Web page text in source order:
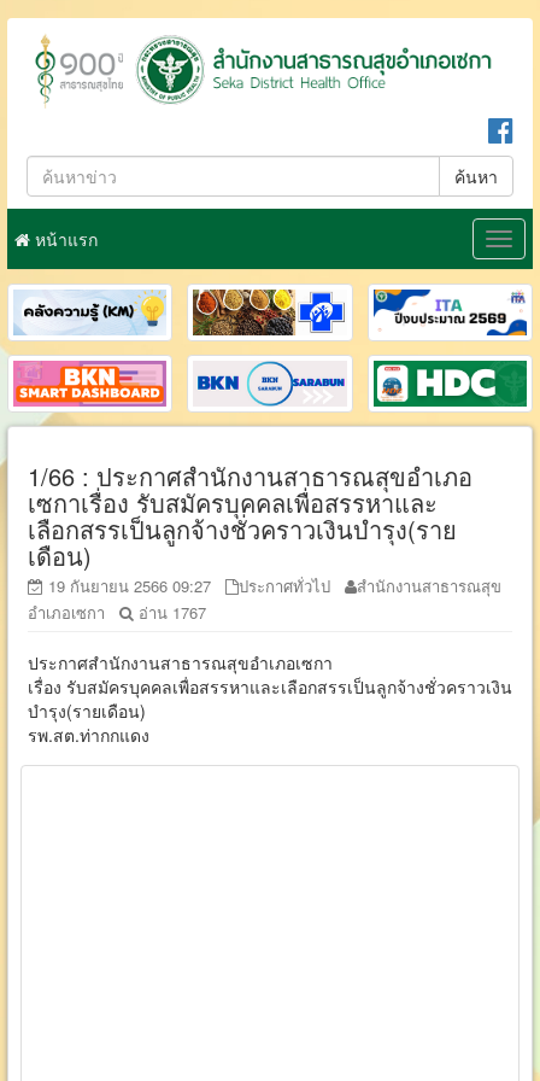
ค้นหา
หน้าแรก
1/66 : ประกาศสำนักงานสาธารณสุขอำเภอ
เซกาเรื่อง รับสมัครบุคคลเพื่อสรรหาและ
เลือกสรรเป็นลูกจ้างชั่วคราวเงินบำรุง(ราย
เดือน)
19 กันยายน 2566 09:27 ประกาศทั่วไป
สำนักงานสาธารณสุข
อำเภอเซกา
อ่าน 1767
ประกาศสำนักงานสาธารณสุขอำเภอเซกา
เรื่อง รับสมัครบุคคลเพื่อสรรหาและเลือกสรรเป็นลูกจ้างชั่วคราวเงิน
บำรุง(รายเดือน)
รพ.สต.ท่ากกแดง